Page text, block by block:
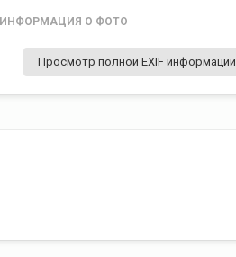
ИНФОРМАЦИЯ О ФОТО
Просмотр полной EXIF информации